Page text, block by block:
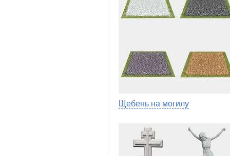
Щебень на могилу